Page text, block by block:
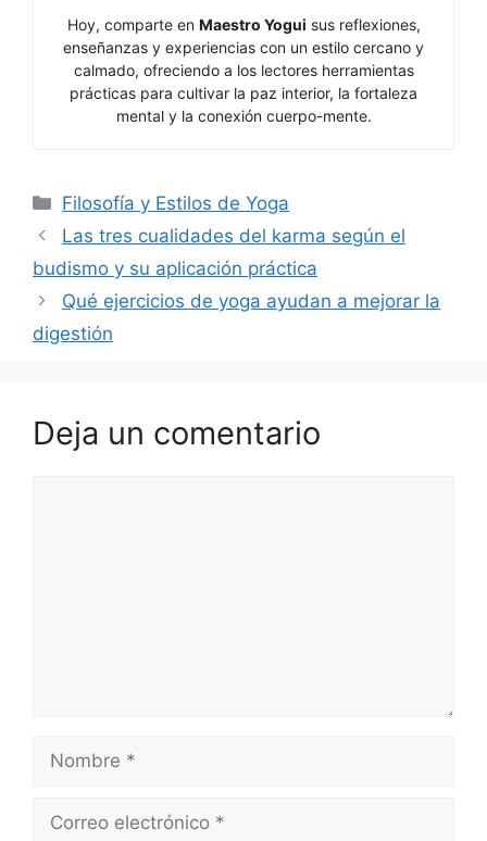
Hoy, comparte en Maestro Yogui sus reflexiones,
enseñanzas y experiencias con un estilo cercano y
calmado, ofreciendo a los lectores herramientas
prácticas para cultivar la paz interior, la fortaleza
mental y la conexión cuerpo-mente.
Categorías
Filosofía y Estilos de Yoga
Las tres cualidades del karma según el
budismo y su aplicación práctica
Qué ejercicios de yoga ayudan a mejorar la
digestión
Deja un comentario
Nombre
Correo